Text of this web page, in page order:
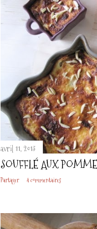
avril 11, 2013
SOUFFLÉ AUX
Partager 4 commentaires